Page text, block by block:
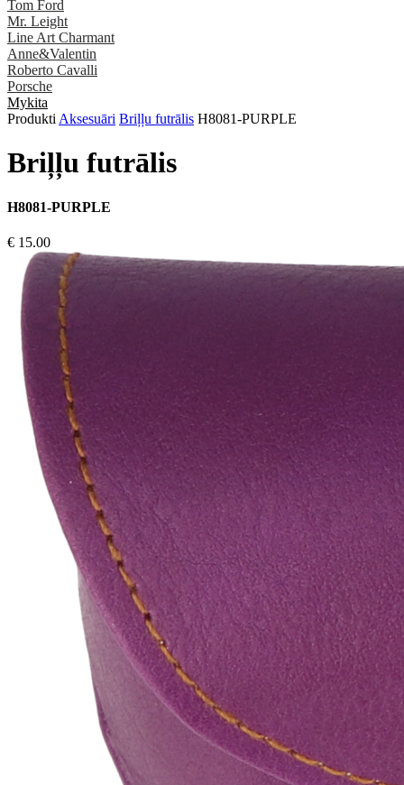
Tom Ford
Mr. Leight
Line Art Charmant
Anne&Valentin
Roberto Cavalli
Porsche
Mykita
Produkti Aksesuāri Briļļu futrālis H8081-PURPLE
Briļļu futrālis
H8081-PURPLE
€ 15.00